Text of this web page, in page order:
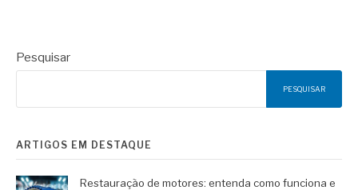
Pesquisar
PESQUISAR
ARTIGOS EM DESTAQUE
Restauração de motores: entenda como funciona e